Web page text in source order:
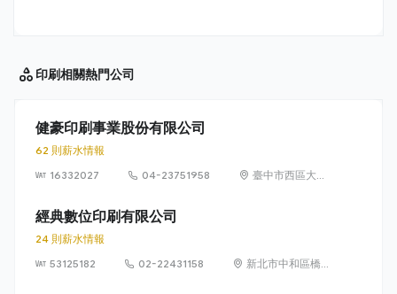
印刷相關熱門公司
健豪印刷事業股份有限公司
62 則薪水情報
16332027
04-23751958
臺中市西區大忠
經典數位印刷有限公司
24 則薪水情報
53125182
02-22431158
新北市中和區橋和